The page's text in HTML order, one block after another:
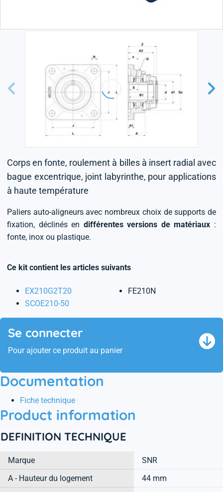
Corps en fonte, roulement à billes à insert radial avec
bague excentrique, joint labyrinthe, pour applications
à haute température
Paliers auto-aligneurs avec nombreux choix de supports de
fixation, déclinés en différentes versions de matériaux :
fonte, inox ou plastique.
Ce kit contient les articles suivants
EX210G2T20
SCOE210-50
FE210N
Se connecter
Pour ajouter ce produit au panier
Documentation
Fiche technique
Product information
DEFINITION TECHNIQUE
Marque
SNR
A - Hauteur du logement
44 mm